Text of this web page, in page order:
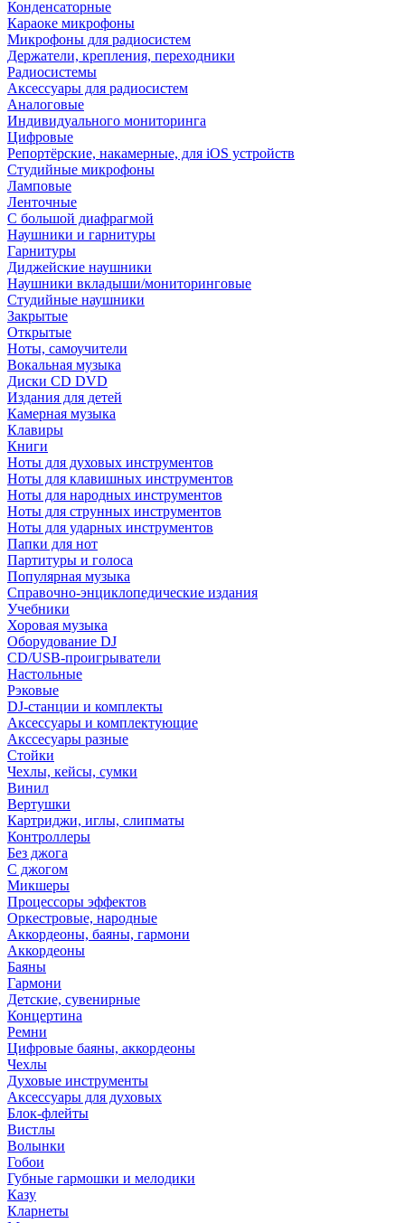
Конденсаторные
Караоке микрофоны
Микрофоны для радиосистем
Держатели, крепления, переходники
Радиосистемы
Аксессуары для радиосистем
Аналоговые
Индивидуального мониторинга
Цифровые
Репортёрские, накамерные, для iOS устройств
Студийные микрофоны
Ламповые
Ленточные
С большой диафрагмой
Наушники и гарнитуры
Гарнитуры
Диджейские наушники
Наушники вкладыши/мониторинговые
Студийные наушники
Закрытые
Открытые
Ноты, самоучители
Вокальная музыка
Диски CD DVD
Издания для детей
Камерная музыка
Клавиры
Книги
Ноты для духовых инструментов
Ноты для клавишных инструментов
Ноты для народных инструментов
Ноты для струнных инструментов
Ноты для ударных инструментов
Папки для нот
Партитуры и голоса
Популярная музыка
Справочно-энциклопедические издания
Учебники
Хоровая музыка
Оборудование DJ
CD/USB-проигрыватели
Настольные
Рэковые
DJ-станции и комплекты
Аксессуары и комплектующие
Акссесуары разные
Стойки
Чехлы, кейсы, сумки
Винил
Вертушки
Картриджи, иглы, слипматы
Контроллеры
Без джога
С джогом
Микшеры
Процессоры эффектов
Оркестровые, народные
Аккордеоны, баяны, гармони
Аккордеоны
Баяны
Гармони
Детские, сувенирные
Концертина
Ремни
Цифровые баяны, аккордеоны
Чехлы
Духовые инструменты
Аксессуары для духовых
Блок-флейты
Вистлы
Волынки
Гобои
Губные гармошки и мелодики
Казу
Кларнеты